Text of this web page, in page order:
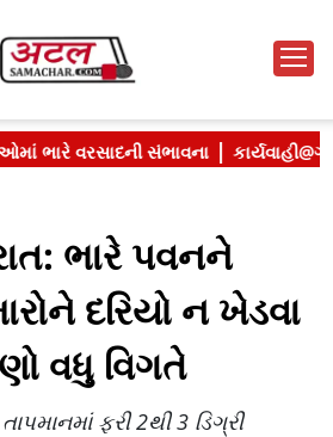
ભારે પવનને
દરિયો ન ખેડવા
વધુ વિગતે
ફરી 2થી 3 ડિગ્રી